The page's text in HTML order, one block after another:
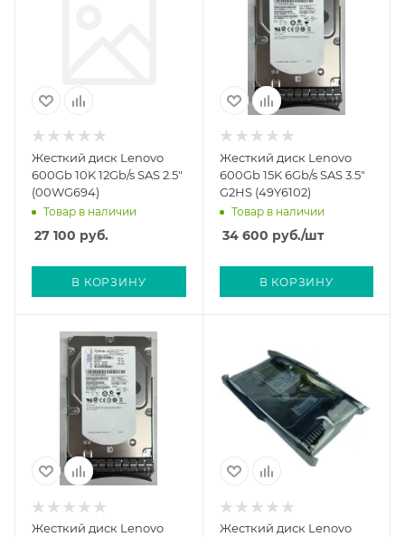
Жесткий диск Lenovo
600Gb 10K 12Gb/s SAS 2.5"
(00WG694)
Товар в наличии
27 100 руб.
В КОРЗИНУ
Жесткий диск Lenovo
600Gb 15K 6Gb/s SAS 3.5"
G2HS (49Y6102)
Товар в наличии
34 600 руб./шт
В КОРЗИНУ
Жесткий диск Lenovo
Жесткий диск Lenovo